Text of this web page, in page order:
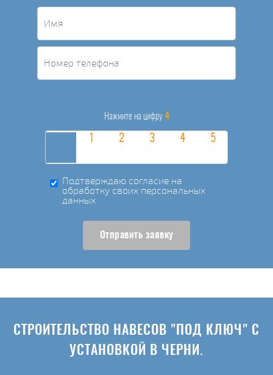
Нажмите на цифру 4
Подтверждаю согласие на
обработку своих персональных
данных
Отправить заявку
СТРОИТЕЛЬСТВО НАВЕСОВ "ПОД КЛЮЧ" С
УСТАНОВКОЙ В ЧЕРНИ.